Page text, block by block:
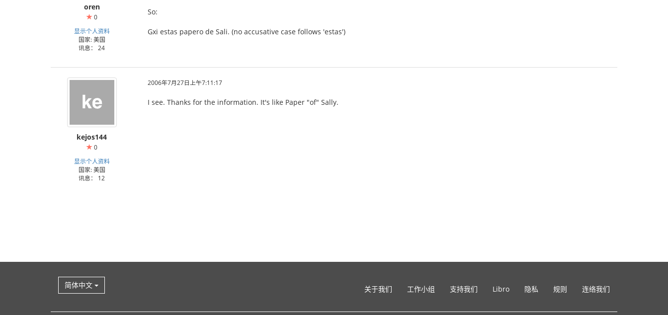
oren
0
显示个人资料
国家: 美国
讯息： 24
So:
Gxi estas papero de Sali. (no accusative case follows 'estas')
kejos144
0
显示个人资料
国家: 美国
讯息： 12
2006年7月27日上午7:11:17
I see. Thanks for the information. It's like Paper "of" Sally.
简体中文 关于我们 工作小组 支持我们 Libro 隐私 规则 连络我们